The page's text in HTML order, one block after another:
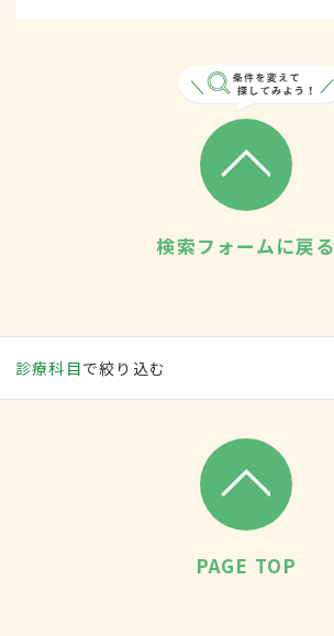
検索フォームに戻る
診療科目で絞り込む
PAGE TOP